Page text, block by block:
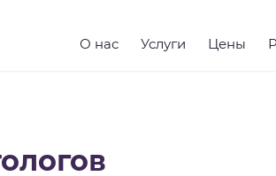
О нас Услуги Цены